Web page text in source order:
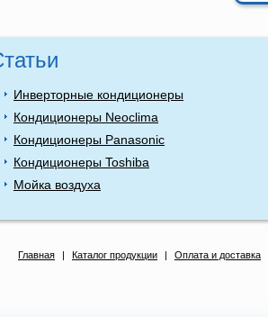
Инверторные кондиционеры
Кондиционеры Neoclima
Кондиционеры Panasonic
Кондиционеры Toshiba
Мойка воздуха
Главная | Каталог продукции | Оплата и доставка